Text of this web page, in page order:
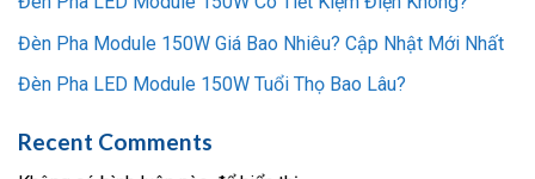
Đèn Pha Module 150W Giá Bao Nhiêu? Cập Nhật Mới Nhất
Đèn Pha LED Module 150W Tuổi Thọ Bao Lâu?
Recent Comments